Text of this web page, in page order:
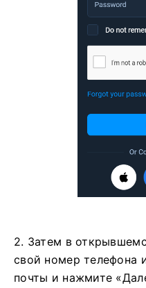
2. Затем в
свой номер телефона
почты и нажмите